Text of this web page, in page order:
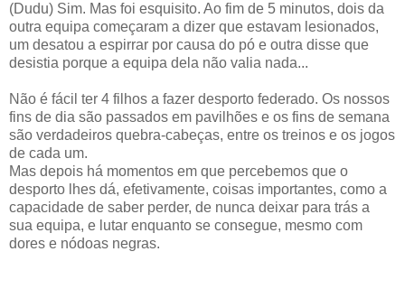
(Dudu) Sim. Mas foi esquisito. Ao fim de 5 minutos, dois da
outra equipa começaram a dizer que estavam lesionados,
um desatou a espirrar por causa do pó e outra disse que
desistia porque a equipa dela não valia nada...
Não é fácil ter 4 filhos a fazer desporto federado. Os nossos
fins de dia são passados em pavilhões e os fins de semana
são verdadeiros quebra-cabeças, entre os treinos e os jogos
de cada um.
Mas depois há momentos em que percebemos que o
desporto lhes dá, efetivamente, coisas importantes, como a
capacidade de saber perder, de nunca deixar para trás a
sua equipa, e lutar enquanto se consegue, mesmo com
dores e nódoas negras.